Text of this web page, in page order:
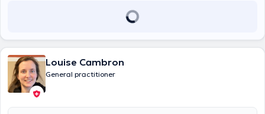
Louise Cambron
General practitioner